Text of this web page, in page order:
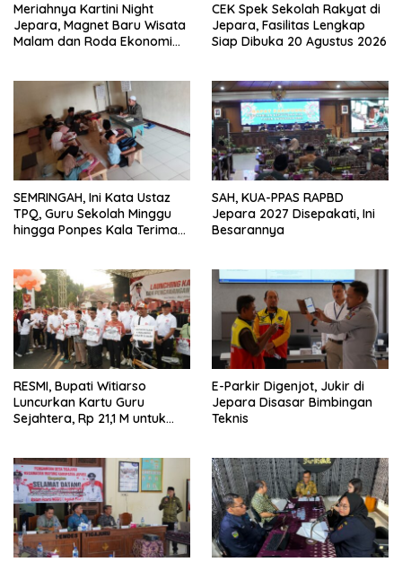
Meriahnya Kartini Night
Jepara, Magnet Baru Wisata
Malam dan Roda Ekonomi
CEK Spek Sekolah Rakyat di
Jepara, Fasilitas Lengkap
Siap Dibuka 20 Agustus 2026
SEMRINGAH, Ini Kata Ustaz
TPQ, Guru Sekolah Minggu
hingga Ponpes Kala Terima
SAH, KUA-PPAS RAPBD
Jepara 2027 Disepakati, Ini
Besarannya
RESMI, Bupati Witiarso
Luncurkan Kartu Guru
Sejahtera, Rp 21,1 M untuk
E-Parkir Digenjot, Jukir di
Jepara Disasar Bimbingan
Teknis